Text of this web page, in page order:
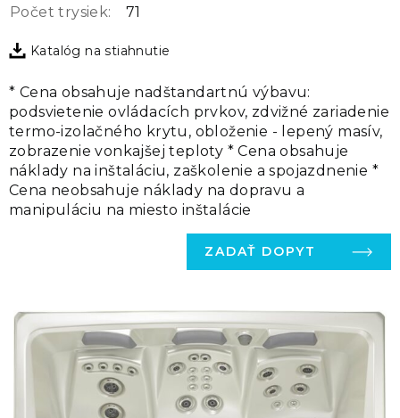
Počet trysiek:
71
Katalóg na stiahnutie
* Cena obsahuje nadštandartnú výbavu:
podsvietenie ovládacích prvkov, zdvižné zariadenie
termo-izolačného krytu, obloženie - lepený masív,
zobrazenie vonkajšej teploty * Cena obsahuje
náklady na inštaláciu, zaškolenie a spojazdnenie *
Cena neobsahuje náklady na dopravu a
manipuláciu na miesto inštalácie
ZADAŤ DOPYT